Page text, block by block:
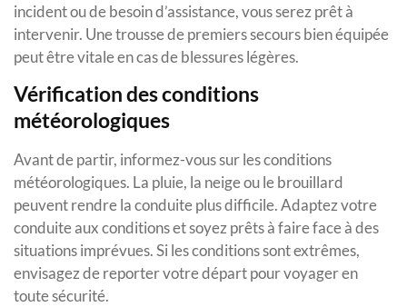
incident ou de besoin d’assistance, vous serez prêt à
intervenir. Une trousse de premiers secours bien équipée
peut être vitale en cas de blessures légères.
Vérification des conditions
météorologiques
Avant de partir, informez-vous sur les conditions
météorologiques. La pluie, la neige ou le brouillard
peuvent rendre la conduite plus difficile. Adaptez votre
conduite aux conditions et soyez prêts à faire face à des
situations imprévues. Si les conditions sont extrêmes,
envisagez de reporter votre départ pour voyager en
toute sécurité.